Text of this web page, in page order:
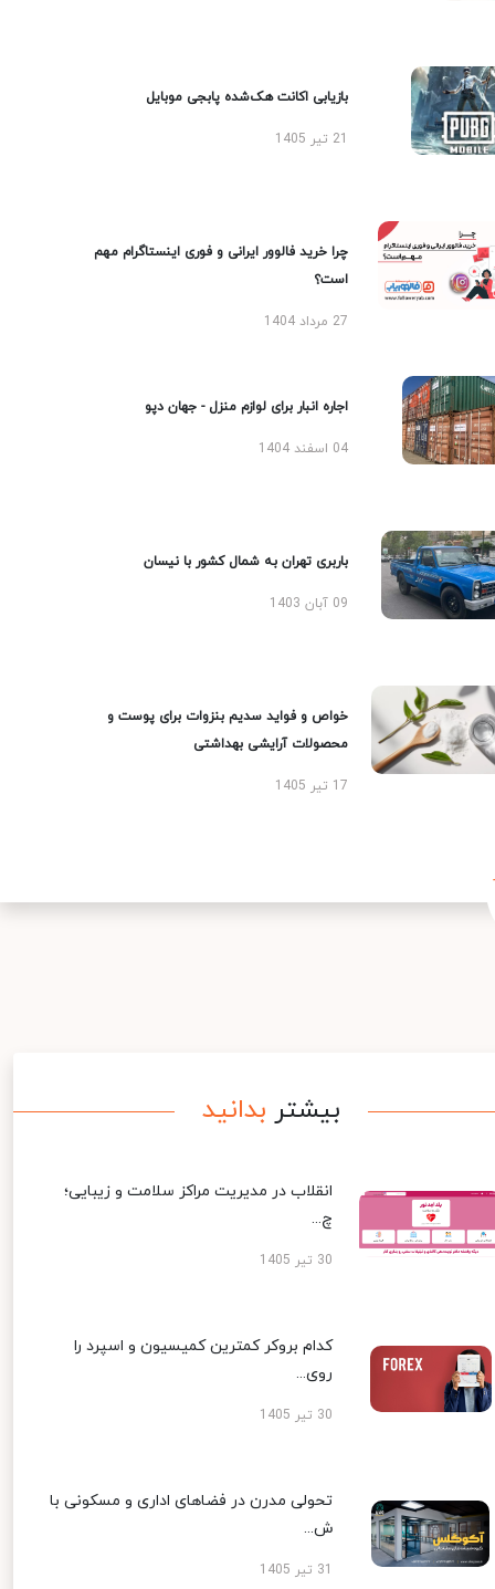
بازیابی اکانت هک‌شده پابجی موبایل
چرا خرید فالوور ایرانی و فوری اینستاگرام مهم
است؟
27 مرداد 1404
اجاره انبار برای لوازم منزل - جهان دپو
04 اسفند 1404
باربری تهران به شمال کشور با نیسان
09 آبان 1403
خواص و فواید سدیم بنزوات برای پوست و
محصولات آرایشی بهداشتی
17 تیر 1405
بیشتر بدانید
انقلاب در مدیریت مراکز سلامت و زیبایی؛
چ...
30 تیر 1405
کدام بروکر کمترین کمیسیون و اسپرد را
روی...
30 تیر 1405
تحولی مدرن در فضاهای اداری و مسکونی با
ش...